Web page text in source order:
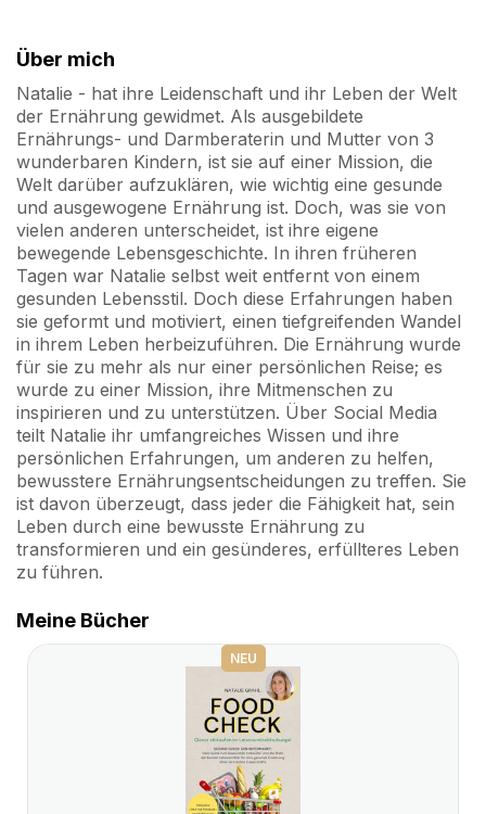
Über mich
Natalie - hat ihre Leidenschaft und ihr Leben der Welt
der Ernährung gewidmet. Als ausgebildete
Ernährungs- und Darmberaterin und Mutter von 3
wunderbaren Kindern, ist sie auf einer Mission, die
Welt darüber aufzuklären, wie wichtig eine gesunde
und ausgewogene Ernährung ist. Doch, was sie von
vielen anderen unterscheidet, ist ihre eigene
bewegende Lebensgeschichte. In ihren früheren
Tagen war Natalie selbst weit entfernt von einem
gesunden Lebensstil. Doch diese Erfahrungen haben
sie geformt und motiviert, einen tiefgreifenden Wandel
in ihrem Leben herbeizuführen. Die Ernährung wurde
für sie zu mehr als nur einer persönlichen Reise; es
wurde zu einer Mission, ihre Mitmenschen zu
inspirieren und zu unterstützen. Über Social Media
teilt Natalie ihr umfangreiches Wissen und ihre
persönlichen Erfahrungen, um anderen zu helfen,
bewusstere Ernährungsentscheidungen zu treffen. Sie
ist davon überzeugt, dass jeder die Fähigkeit hat, sein
Leben durch eine bewusste Ernährung zu
transformieren und ein gesünderes, erfüllteres Leben
zu führen.
Meine Bücher
NEU